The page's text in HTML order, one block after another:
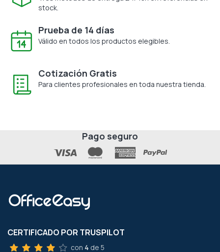
stock.
Prueba de 14 días
Válido en todos los productos elegibles.
Cotización Gratis
Para clientes profesionales en toda nuestra tienda.
Pago seguro
CERTIFICADO POR TRUSPILOT
con 4 de 5